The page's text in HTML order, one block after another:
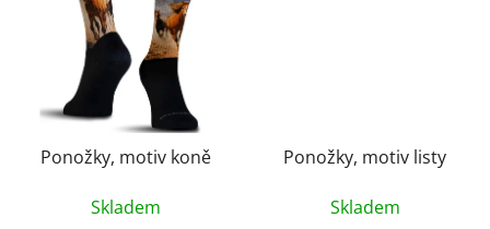
Ponožky, motiv koně
Skladem
Ponožky, motiv listy
Skladem